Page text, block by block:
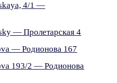
4/1 —
— Пролетарская 4
— Родионова 167
193/2 — Родионова